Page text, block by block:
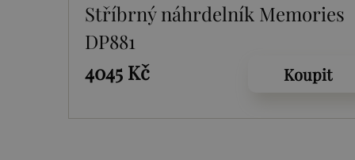
Stříbrný náhrdelník Memories
DP881
4045 Kč
Koupit